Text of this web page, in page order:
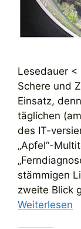
Lesedauer <
Schere und
Einsatz,
täglichen
des IT-
„Apfel“-
stämmigen
zweite Blick
Weiterlesen